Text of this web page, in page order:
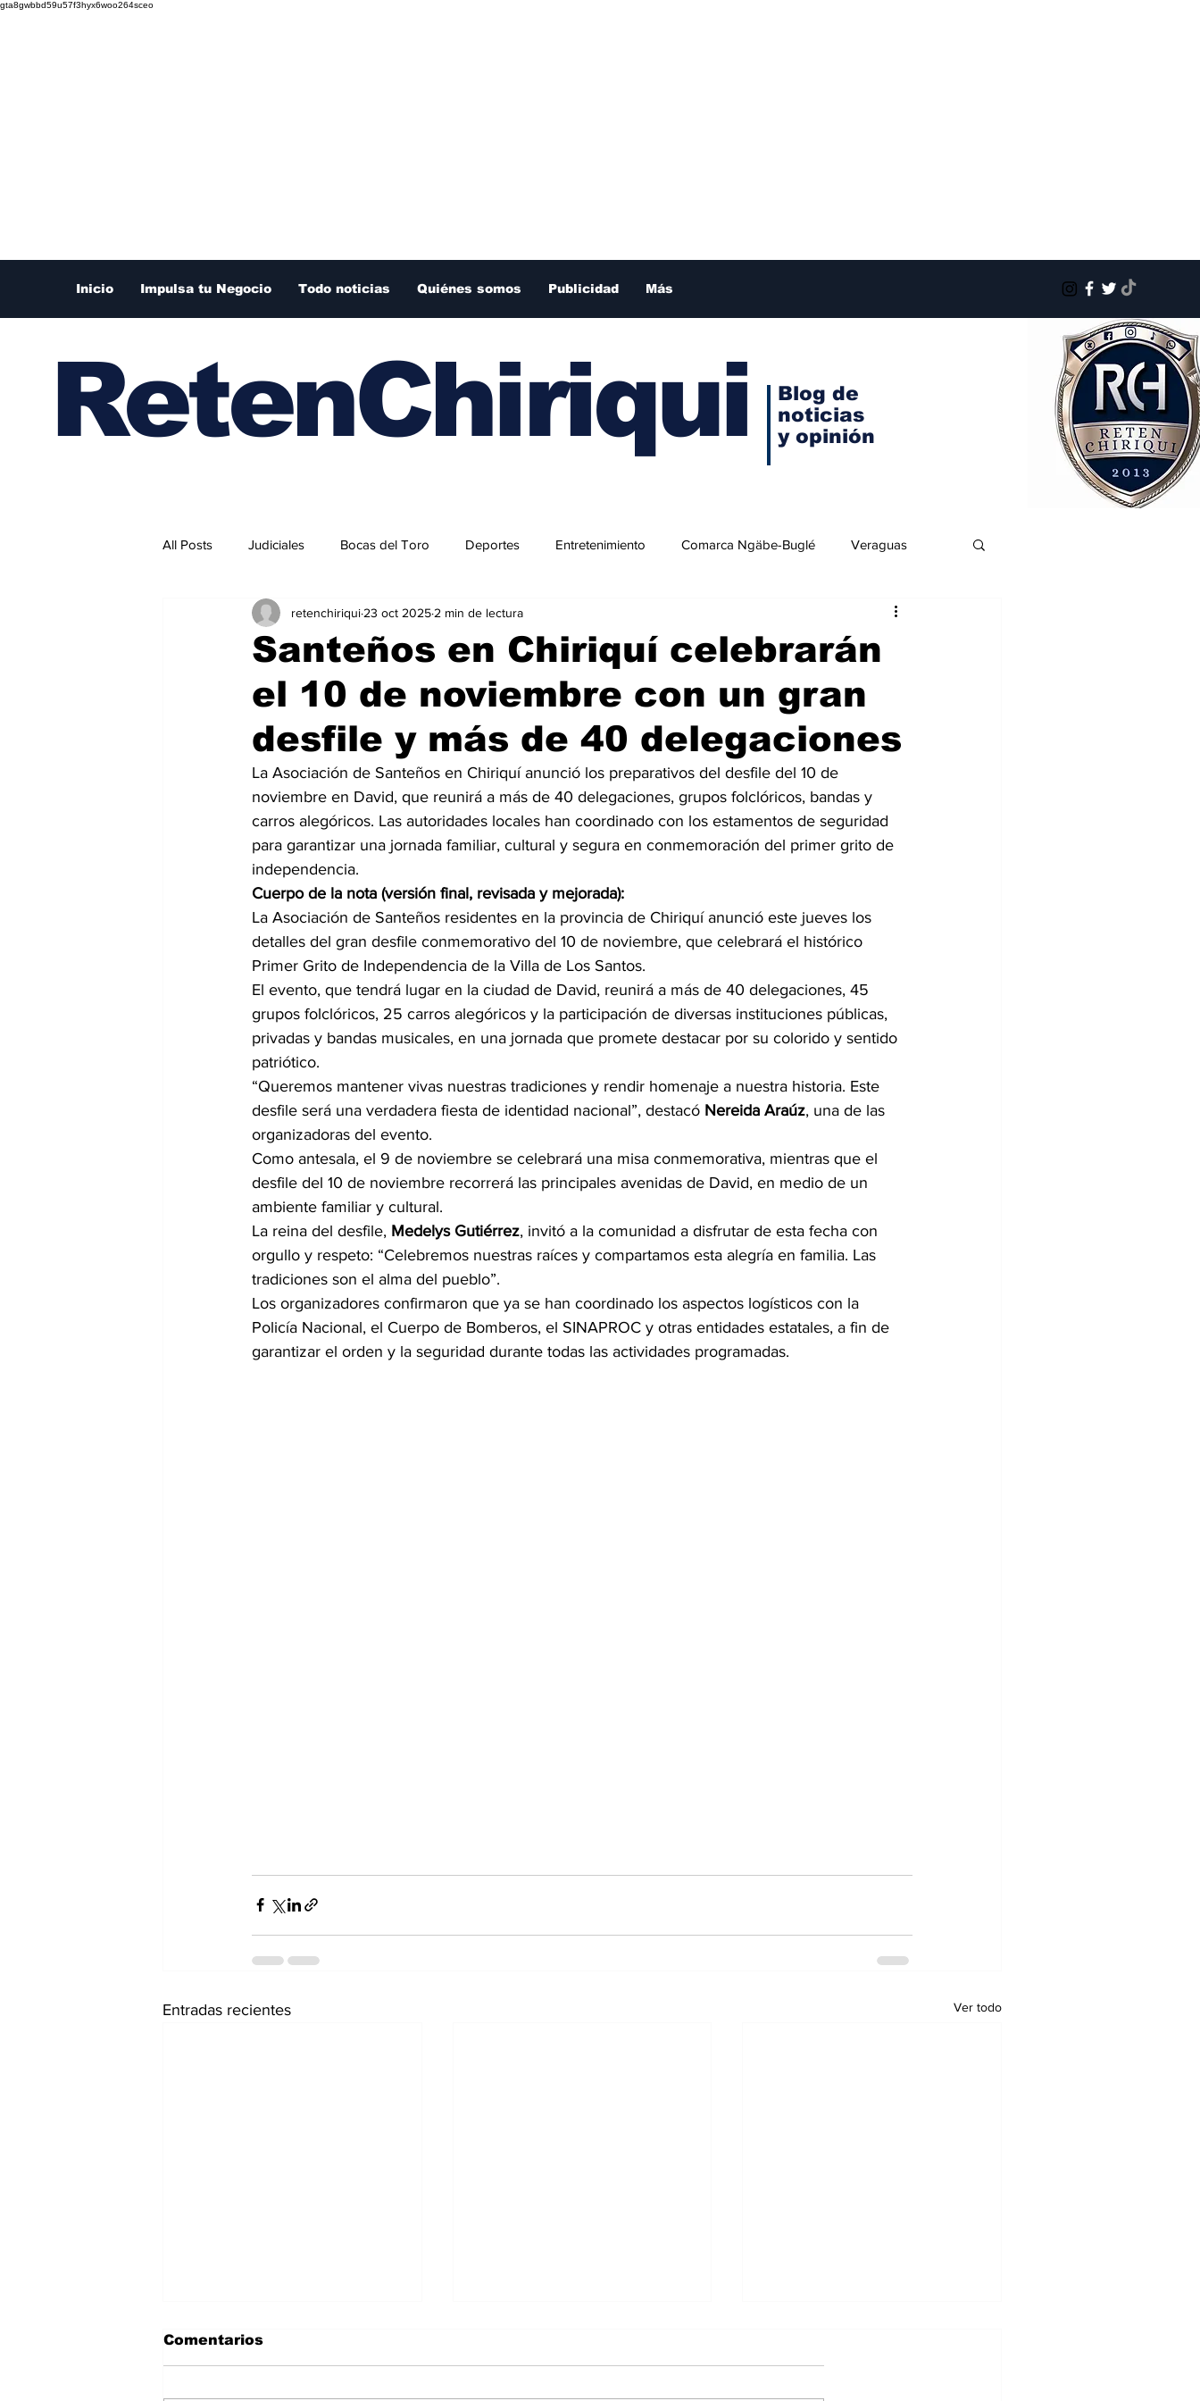
gta8gwbbd59u57f3hyx6woo264sceo
Inicio Impulsa tu Negocio Todo noticias Quiénes somos Publicidad Más
RetenChiriqui
Blog de
noticias
y opinión
All Posts Judiciales Bocas del Toro Deportes Entretenimiento Comarca Ngäbe-Buglé Veraguas
Internacionales
Santeños en Chiriquí celebrarán
el 10 de noviembre con un gran
desfile y más de 40 delegaciones
retenchiriqui 23 oct 2025 2 min de lectura
La Asociación de Santeños en Chiriquí anunció los preparativos del desfile del 10 de
noviembre en David, que reunirá a más de 40 delegaciones, grupos folclóricos, bandas y
carros alegóricos. Las autoridades locales han coordinado con los estamentos de seguridad
para garantizar una jornada familiar, cultural y segura en conmemoración del primer grito de
independencia.
Cuerpo de la nota (versión final, revisada y mejorada):
La Asociación de Santeños residentes en la provincia de Chiriquí anunció este jueves los
detalles del gran desfile conmemorativo del 10 de noviembre, que celebrará el histórico
Primer Grito de Independencia de la Villa de Los Santos.
El evento, que tendrá lugar en la ciudad de David, reunirá a más de 40 delegaciones, 45
grupos folclóricos, 25 carros alegóricos y la participación de diversas instituciones públicas,
privadas y bandas musicales, en una jornada que promete destacar por su colorido y sentido
patriótico.
“Queremos mantener vivas nuestras tradiciones y rendir homenaje a nuestra historia. Este
desfile será una verdadera fiesta de identidad nacional”, destacó Nereida Araúz, una de las
organizadoras del evento.
Como antesala, el 9 de noviembre se celebrará una misa conmemorativa, mientras que el
desfile del 10 de noviembre recorrerá las principales avenidas de David, en medio de un
ambiente familiar y cultural.
La reina del desfile, Medelys Gutiérrez, invitó a la comunidad a disfrutar de esta fecha con
orgullo y respeto: “Celebremos nuestras raíces y compartamos esta alegría en familia. Las
tradiciones son el alma del pueblo”.
Los organizadores confirmaron que ya se han coordinado los aspectos logísticos con la
Policía Nacional, el Cuerpo de Bomberos, el SINAPROC y otras entidades estatales, a fin de
garantizar el orden y la seguridad durante todas las actividades programadas.
Entradas recientes Ver todo
Comentarios